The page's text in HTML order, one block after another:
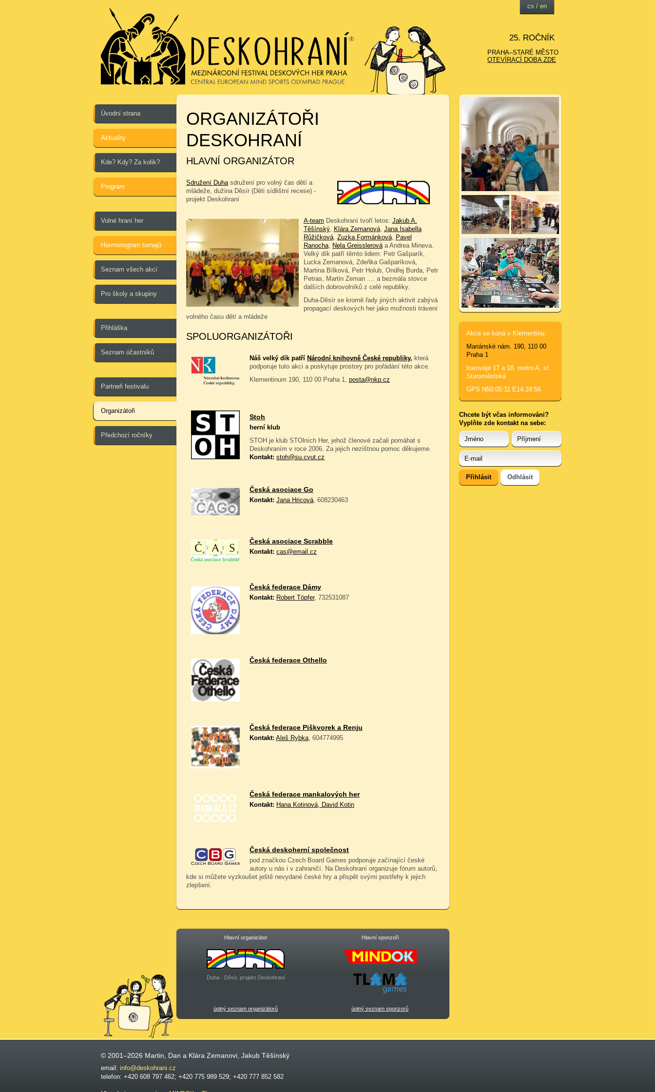
25. ROČNÍK
PRAHA–STARÉ MĚSTO
OTEVÍRACÍ DOBA ZDE
cs / en
Úvodní strana
Aktuality
Kde? Kdy? Za kolik?
Program
Volné hraní her
Harmonogram turnajů
Seznam všech akcí
Pro školy a skupiny
Přihláška
Seznam účastníků
Partneři festivalu
Organizátoři
Předchozí ročníky
ORGANIZÁTOŘI
DESKOHRANÍ
HLAVNÍ ORGANIZÁTOR
Sdružení Duhasdružení pro volný čas dětí a
mládeže, dužina Děsír (Děti sídlištní recese) -
projekt Deskohraní
A-team Deskohraní tvoří letos: Jakub A.
Těšínský, Klára Zemanová, Jana Isabella
Růžičková, Zuzka Formánková, Pavel
Ranocha, Nela Greisslerováa Andrea Mineva.
Velký dík patří těmto lidem: Petr Gašparík,
Lucka Zemanová, Zdeňka Gašparíková,
Martina Bílková, Petr Holub, Ondřej Burda, Petr
Petras, Martin Zeman .... a bezmála stovce
dalších dobrovolníků z celé republiky.
Duha-Děsír se kromě řady jiných aktivit zabývá
propagací deskových her jako možnosti trávení
volného času dětí a mládeže
SPOLUORGANIZÁTOŘI
Náš velký dík patří Národní knihovně České republiky, která
podporuje tuto akci a poskytuje prostory pro pořádání této akce.
Klementinum 190, 110 00 Praha 1, posta@nkp.cz
Stoh
herní klub
STOH je klub STOlních Her, jehož členové začali pomáhat s
Deskohraním v roce 2006. Za jejich nezištnou pomoc děkujeme.
Kontakt: stoh@su.cvut.cz
Česká asociace Go
Kontakt: Jana Hricová , 608230463
Česká asociace Scrabble
Kontakt: cas@email.cz
Česká federace Dámy
Kontakt: Robert Töpfer, 732531087
Česká federace Othello
Česká federace Piškvorek a Renju
Kontakt: Aleš Rybka , 604774995
Česká federace mankalových her
Kontakt: Hana Kotinová, David Kotin
Česká deskoherní společnost
pod značkou Czech Board Games podporuje začínající české
autory u nás i v zahraničí. Na Deskohraní organizuje fórum autorů,
kde si můžete vyzkoušet ještě nevydané české hry a přispět svými postřehy k jejich
zlepšení.
Hlavní organizátor Hlavní sponzoři
Duha - Děsír, projekt Deskohraní
úplný seznam organizátorů úplný seznam sponzorů
Akce se koná v Klementinu.
Mariánské nám. 190, 110 00
Praha 1
tramvaje 17 a 18, metro A, st.
Staroměstská
GPS N50:05:11 E14:24:56
Chcete být včas informováni?
Vyplňte zde kontakt na sebe:
© 2001–2026 Martin, Dan a Klára Zemanovi, Jakub Těšínský
email: info@deskohrani.cz
telefon: +420 608 797 462; +420 775 989 529; +420 777 852 582